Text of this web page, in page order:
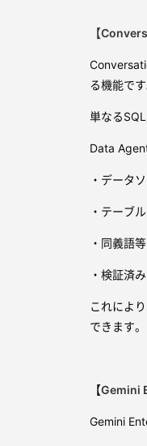
【
る機能です
単なる
Data
・データ
・テーブ
・同義語
・検証済
これによ
できます。
【Gemini
Gemini